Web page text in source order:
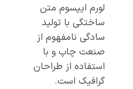
لورم ایپسوم متن
ساختگی با تولید
سادگی نامفهوم از
صنعت چاپ و با
استفاده از طراحان
گرافیک است.